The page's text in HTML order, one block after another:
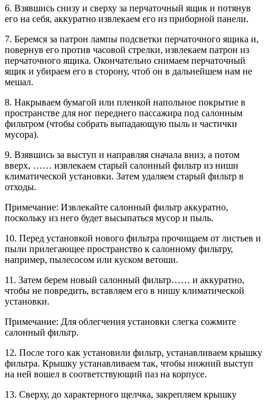
6. Взявшись снизу и сверху за перчаточный ящик и потянув
его на себя, аккуратно извлекаем его из приборной панели.
7. Беремся за патрон лампы подсветки перчаточного ящика и,
повернув его против часовой стрелки, извлекаем патрон из
перчаточного ящика. Окончательно снимаем перчаточный
ящик и убираем его в сторону, чтоб он в дальнейшем нам не
мешал.
8. Накрываем бумагой или пленкой напольное покрытие в
пространстве для ног переднего пассажира под салонным
фильтром (чтобы собрать выпадающую пыль и частички
мусора).
9. Взявшись за выступ и направляя сначала вниз, а потом
вверх, …… извлекаем старый салонный фильтр из ниши
климатической установки. Затем удаляем старый фильтр в
отходы.
Примечание: Извлекайте салонный фильтр аккуратно,
поскольку из него будет высыпаться мусор и пыль.
10. Перед установкой нового фильтра прочищаем от листьев и
пыли прилегающее пространство к салонному фильтру,
например, пылесосом или куском ветоши.
11. Затем берем новый салонный фильтр…… и аккуратно,
чтобы не повредить, вставляем его в нишу климатической
установки.
Примечание: Для облегчения установки слегка сожмите
салонный фильтр.
12. После того как установили фильтр, устанавливаем крышку
фильтра. Крышку устанавливаем так, чтобы нижний выступ
на ней вошел в соответствующий паз на корпусе.
13. Сверху, до характерного щелчка, закрепляем крышку